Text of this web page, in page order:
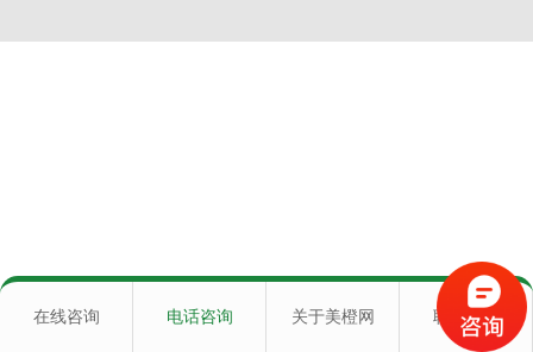
在线咨询 电话咨询 关于美橙网 联系我们